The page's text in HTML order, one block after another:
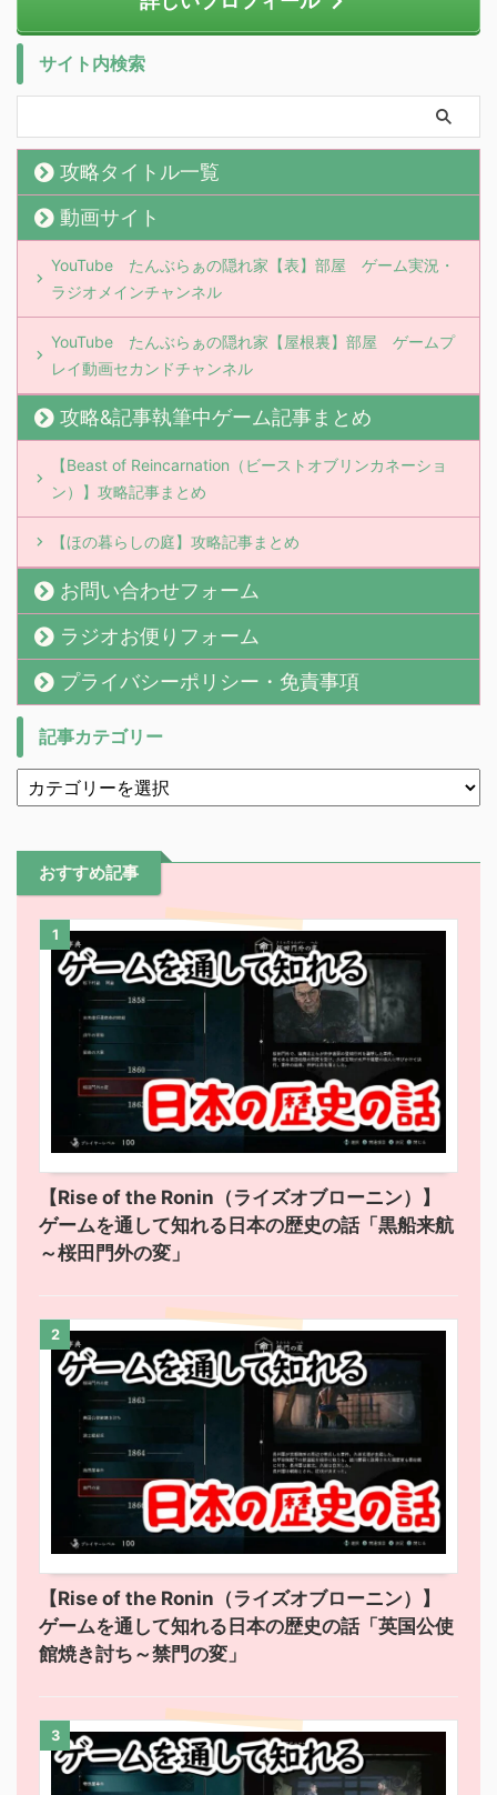
サイト内検索
攻略タイトル一覧
動画サイト
YouTube たんぶらぁの隠れ家【表】部屋 ゲーム実況・
ラジオメインチャンネル
YouTube たんぶらぁの隠れ家【屋根裏】部屋 ゲームプ
レイ動画セカンドチャンネル
攻略&記事執筆中ゲーム記事まとめ
【Beast of Reincarnation（ビーストオブリンカネーショ
ン）】攻略記事まとめ
【ほの暮らしの庭】攻略記事まとめ
お問い合わせフォーム
ラジオお便りフォーム
プライバシーポリシー・免責事項
記事カテゴリー
おすすめ記事
1
【Rise of the Ronin（ライズオブローニン）】
ゲームを通して知れる日本の歴史の話「黒船来航
～桜田門外の変」
2
【Rise of the Ronin（ライズオブローニン）】
ゲームを通して知れる日本の歴史の話「英国公使
館焼き討ち～禁門の変」
3